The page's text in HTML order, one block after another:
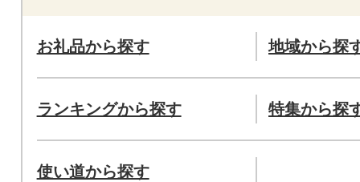
お礼品から探す 地域から探
ランキングから探す 特集から探
使い道から探す